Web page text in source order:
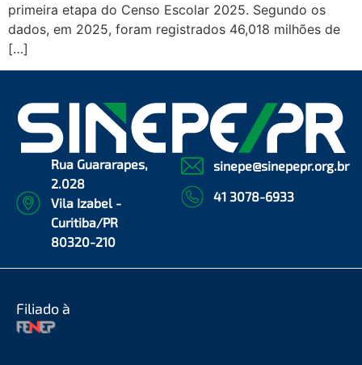
primeira etapa do Censo Escolar 2025. Segundo os
dados, em 2025, foram registrados 46,018 milhões de
[…]
Rua Guararapes,
2.028
Vila Izabel -
Curitiba/PR
80320-210
sinepe@sinepepr.org.br
41 3078-6933
Filiado à